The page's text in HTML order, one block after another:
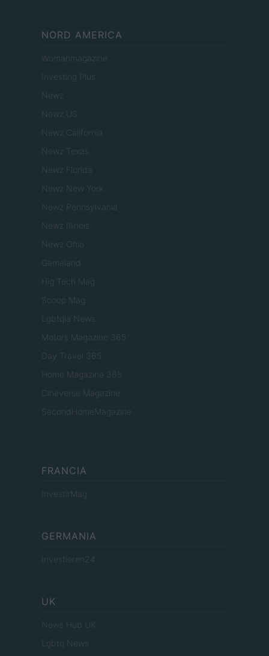
NORD AMERICA
Womanmagazine
Investing Plus
Newz
Newz US
Newz California
Newz Texas
Newz Florida
Newz New York
Newz Pennsylvania
Newz Illinois
Newz Ohio
Gameland
Hig Tech Mag
Scoop Mag
Lgbtqia News
Motors Magazine 365
Day Travel 365
Home Magazine 365
Cineverse Magazine
SecondHomeMagazine
FRANCIA
InvestirMag
GERMANIA
Investieren24
UK
News Hub UK
Lgbtq News